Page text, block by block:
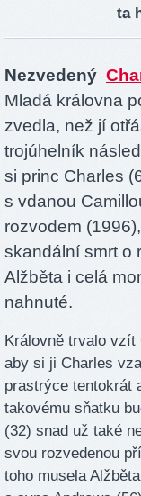
ta
Nezvedený
Mladá královna
zvedla, než jí
trojúhelník
si princ Charles
s vdanou
rozvodem
skandální smrt o
Alžběta i celá
nahnuté.
Královně trvalo
aby si ji Charles
prastrýce tentokrát
takovému sňatku
(32) snad už také
svou rozvedenou
toho musela